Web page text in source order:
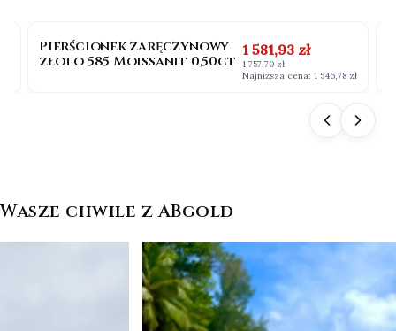
Pierścionek zaręczynowy
złoto 585 Moissanit 0,50ct
Cena promocyjna
1 581,93 zł
1 757,70 zł
Najniższa cena: 1 546,78 zł
Wasze chwile z ABgold